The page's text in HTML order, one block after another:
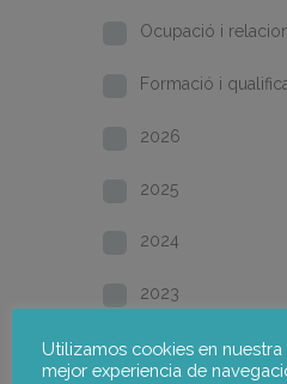
Ocupació i
Formació i
2026
2025
2024
2023
2022
Utilizamos cookies en
mejor experiencia de